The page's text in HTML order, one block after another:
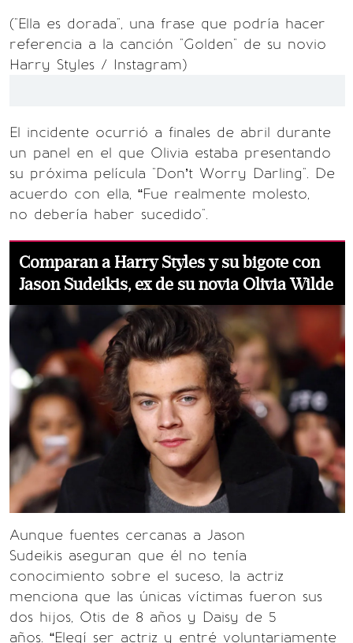
("Ella es dorada", una frase que podría hacer
referencia a la canción "Golden" de su novio
Harry Styles / Instagram)
El incidente ocurrió a finales de abril durante
un panel en el que Olivia estaba presentando
su próxima película "Don’t Worry Darling". De
acuerdo con ella, “Fue realmente molesto,
no debería haber sucedido".
Comparan a Harry Styles y su bigote con
Jason Sudeikis, ex de su novia Olivia Wilde
Aunque fuentes cercanas a Jason
Sudeikis aseguran que él no tenía
conocimiento sobre el suceso, la actriz
menciona que las únicas víctimas fueron sus
dos hijos, Otis de 8 años y Daisy de 5
años. “Elegí ser actriz y entré voluntariamente